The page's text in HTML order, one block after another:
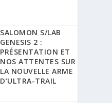
SALOMON S/LAB
GENESIS 2 :
PRÉSENTATION ET
NOS ATTENTES SUR
LA NOUVELLE ARME
D’ULTRA-TRAIL